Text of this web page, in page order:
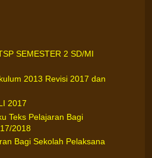
SEMESTER 2 SD/MI
2013 Revisi 2017 dan
2017
Teks Pelajaran Bagi
2018
Bagi Sekolah Pelaksana